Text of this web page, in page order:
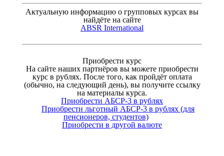
Актуальную информацию о групповых курсах вы
найдёте на сайте
ABSR International
Приобрести курс
На сайте наших партнёров вы можете приобрести
курс в рублях. После того, как пройдёт оплата
(обычно, на следующий день), вы получите ссылку
на материалы курса.
Приобрести АБСР-3 в рублях
Приобрести льготный АБСР-3 в рублях (для
пенсионеров, студентов)
Приобрести в другой валюте